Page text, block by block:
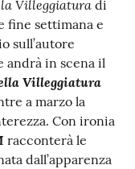
Villeggiatura di
fine settimana e
sull’autore
andrà in scena il
Villeggiatura
a marzo la
Con ironia
racconterà le
dall’apparenza